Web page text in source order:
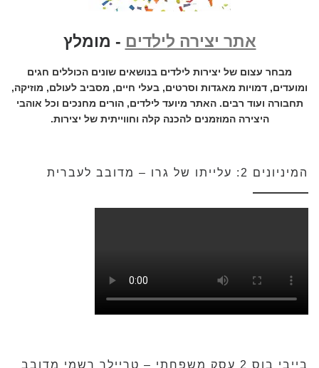
אתר יצירה לילדים - מומלץ
מבחר עצום של יצירות לילדים בנושאים שונים הכוללים חגים
ומועדים, דמויות מאגדות וסרטים, בעלי חיים, מסביב לעולם, מוזיקה,
תחבורה ועוד רבים. האתר מיועד לילדים, הורים מחנכים וכל אוהבי
היצירה המוזמנים להכנה קלה וחווייתית של יצירות.
המיניונים 2: עלייתו של גרו – מדובב לעברית
בייבי בוס 2 עסק משפחתי – טריילר רשמי מדובב